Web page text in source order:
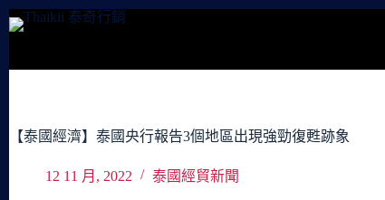
跳
容
【泰國經濟】泰國央行報告3個地區出現強勁復甦跡象
12 11 月, 2022 泰國經貿新聞